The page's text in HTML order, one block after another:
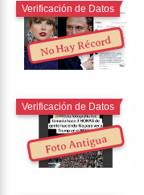
No Hay Récord
Verificación de Datos
Foto Antigua
Verificación de Datos